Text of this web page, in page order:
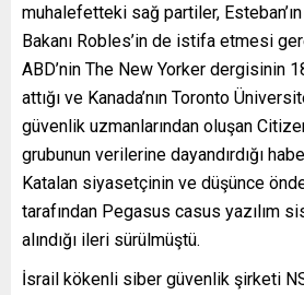
muhalefetteki sağ partiler, Esteban’ın
Bakanı Robles’in de istifa etmesi
ABD’nin The New Yorker dergisinin
attığı ve Kanada’nın Toronto
güvenlik uzmanlarından oluşan
grubunun verilerine dayandırdığı
Katalan siyasetçinin ve düşünce
tarafından Pegasus casus yazılım
alındığı ileri sürülmüştü.
İsrail kökenli siber güvenlik şirketi